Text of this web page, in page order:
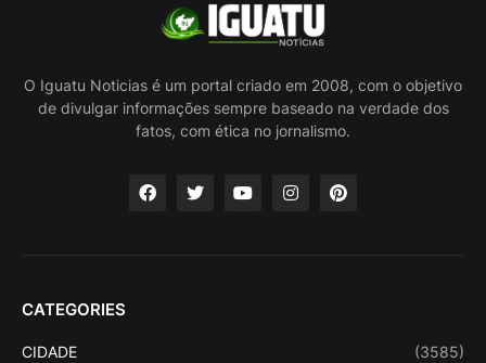
O Iguatu Noticias é um portal criado em 2008, com o objetivo
de divulgar informações sempre baseado na verdade dos
fatos, com ética no jornalismo.
CATEGORIES
CIDADE (3585)